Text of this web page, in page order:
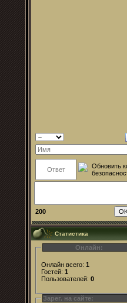
200
Статистика
Онлайн:
Онлайн всего: 1
Гостей: 1
Пользователей: 0
Зарег. на сайте: